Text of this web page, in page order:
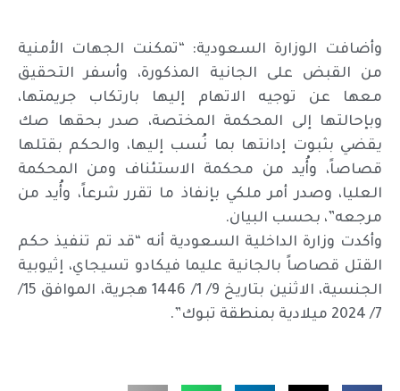
وأضافت الوزارة السعودية: “تمكنت الجهات الأمنية
من القبض على الجانية المذكورة، وأسفر التحقيق
معها عن توجيه الاتهام إليها بارتكاب جريمتها،
وبإحالتها إلى المحكمة المختصة، صدر بحقها صك
يقضي بثبوت إدانتها بما نُسب إليها، والحكم بقتلها
قصاصاً، وأُيد من محكمة الاستئناف ومن المحكمة
العليا، وصدر أمر ملكي بإنفاذ ما تقرر شرعاً، وأُيد من
مرجعه”، بحسب البيان.
وأكدت وزارة الداخلية السعودية أنه “قد تم تنفيذ حكم
القتل قصاصاً بالجانية عليما فيكادو تسيجاي، إثيوبية
الجنسية، الاثنين بتاريخ 9/ 1/ 1446 هجرية، الموافق 15/
7/ 2024 ميلادية بمنطقة تبوك”.